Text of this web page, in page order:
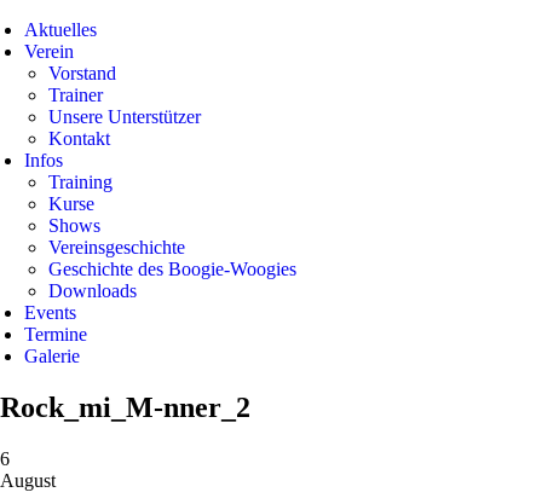
Aktuelles
Verein
Vorstand
Trainer
Unsere Unterstützer
Kontakt
Infos
Training
Kurse
Shows
Vereinsgeschichte
Geschichte des Boogie-Woogies
Downloads
Events
Termine
Galerie
Rock_mi_M-nner_2
6
August